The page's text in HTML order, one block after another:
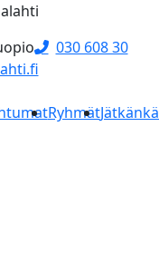
030 608 30
Ryhmät